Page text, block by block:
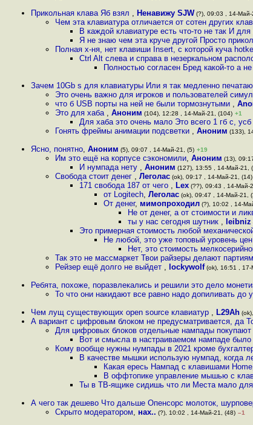
Прикольная клава Яб взял , Ненавижу SJW (?), 09:03 , 14-Май-
Чем эта клавиатура отличается от сотен других
В каждой клавиатуре есть что-то не так И
Я не знаю чем эта круче другой Просто
Полная х-ня, нет клавиши Insert, с которой куча
Ctrl Alt слева и справа в незеркальном
Полностью согласен Бред какой-то а
Зачем 10Gb s для клавиатуры Или я так медленно печатаю
Это очень важно для игроков и пользователей
что б USB порты на ней не были тормознутыми ,
Это для хаба , Аноним (104), 12:28 , 14-Май-21, (104) +1
Для хаба это очень мало Это всего 1 гб с,
Гонять фреймы анимации подсветки , Аноним (133),
Ясно, понятно, Аноним (5), 09:07 , 14-Май-21, (5) +19
Им это ещё на корпусе сэкономили, Аноним (13),
И нумпада нету , Аноним (127), 13:55 , 14-Май-21,
Свобода стоит денег , Леголас (ok), 09:17 , 14-Май-21, (14)
171 свобода 187 от чего , Lex (??), 09:43 , 14-Май-
от Logitech, Леголас (ok), 09:47 , 14-Май-21,
От денег, мимопроходил (?), 10:02 , 14-
Не от денег, а от стоимости и
ты у нас сегодня шутник , leibniz
Это примерная стоимость любой
Не любой, это уже топовый уровень
Нет, это стоимость
Так это не массмаркет Твои райзеры делают
Рейзер ещё долго не выйдет , lockywolf(ok), 16:51 , 17-
Ребята, похоже, поразвлекались и решили это дело
То что они накидают все равно надо допиливать до
Чем лущ существующих open source клавиатур , L29Ah
А вариант с цифровым блоком не предусматривается, да
Для цифровых блоков отдельные нампады покупают
Вот и смысла в настраиваемом нампаде
Кому вообще нужны нумпады в 2021 кроме
В качестве мышки использую нумпад, когда
Какая ересь Нампад с клавишами
В оффтопике управление мышью с
Ты в ТВ-ящике сидишь что ли Места мало для
А чего так дешево Что дальше Опенсорс молоток,
Скрыто модератором, нах.. (?), 10:02 , 14-Май-21, (48) –1